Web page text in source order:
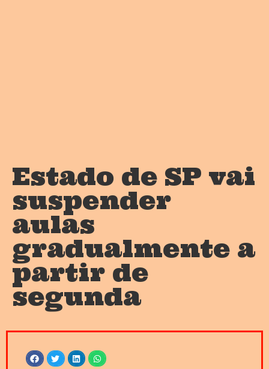
Estado de SP vai
suspender
aulas
gradualmente a
partir de
segunda